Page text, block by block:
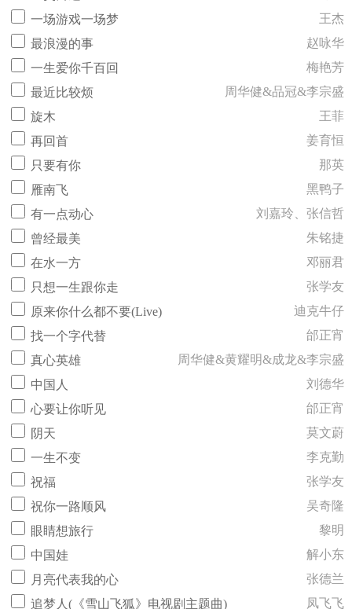
一场游戏一场梦
王杰
最浪漫的事
赵咏华
一生爱你千百回
梅艳芳
最近比较烦
周华健&品冠&李宗盛
旋木
王菲
再回首
姜育恒
只要有你
那英
雁南飞
黑鸭子
有一点动心
刘嘉玲、张信哲
曾经最美
朱铭捷
在水一方
邓丽君
只想一生跟你走
张学友
原来你什么都不要(Live)
迪克牛仔
找一个字代替
邰正宵
真心英雄
周华健&黄耀明&成龙&李宗盛
中国人
刘德华
心要让你听见
邰正宵
阴天
莫文蔚
一生不变
李克勤
祝福
张学友
祝你一路顺风
吴奇隆
眼睛想旅行
黎明
中国娃
解小东
月亮代表我的心
张德兰
追梦人(《雪山飞狐》电视剧主题曲)
凤飞飞